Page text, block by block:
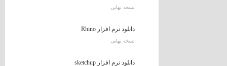
نسخه نهایی
دانلود نرم افزار Rhino
نسخه نهایی
دانلود نرم افزار sketchup